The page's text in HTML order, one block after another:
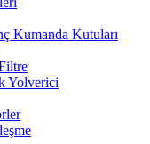
Kumanda Kutuları
Yolverici